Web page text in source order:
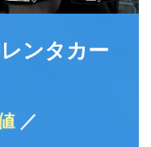
ンタカー
／